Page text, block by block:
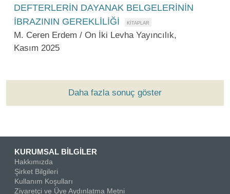
DEFTERLERİN DAYANAK BELGELERİNİN
İBRAZININ GEREKLİLİĞİ
M. Ceren Erdem / On İki Levha Yayıncılık,
Kasım 2025
Daha fazla sonuç göster
KURUMSAL BİLGİLER
Hakkımızda
Şirket Bilgileri
Kullanım Koşulları
Ziyaretçi ve Üye Aydınlatma Metni